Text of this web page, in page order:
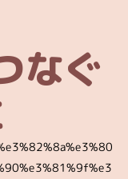
なぐ